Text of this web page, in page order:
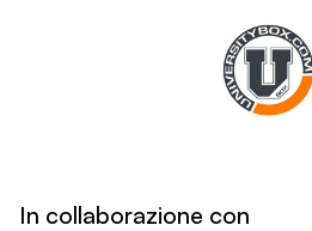
In collaborazione con